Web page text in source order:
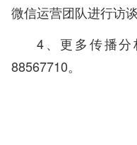
微信运营团队进行访谈
4、更多传播分
88567710。